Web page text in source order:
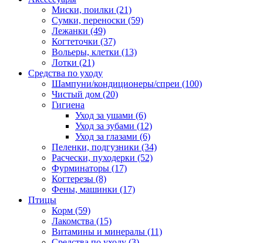
Миски, поилки (21)
Сумки, переноски (59)
Лежанки (49)
Когтеточки (37)
Вольеры, клетки (13)
Лотки (21)
Средства по уходу
Шампуни/кондиционеры/спреи (100)
Чистый дом (20)
Гигиена
Уход за ушами (6)
Уход за зубами (12)
Уход за глазами (6)
Пеленки, подгузники (34)
Расчески, пуходерки (52)
Фурминаторы (17)
Когтерезы (8)
Фены, машинки (17)
Птицы
Корм (59)
Лакомства (15)
Витамины и минералы (11)